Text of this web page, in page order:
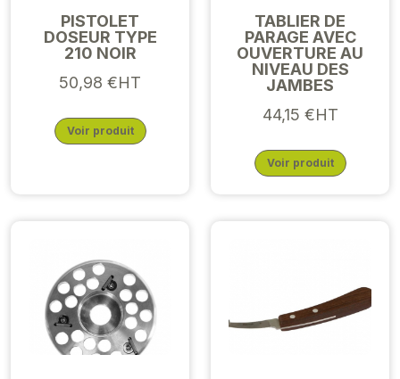
PISTOLET
DOSEUR TYPE
210 NOIR
50,98 €HT
Voir produit
TABLIER DE
PARAGE AVEC
OUVERTURE AU
NIVEAU DES
JAMBES
44,15 €HT
Voir produit